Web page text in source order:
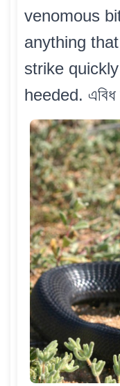
venomous
anything
strike
heeded. এবিধ